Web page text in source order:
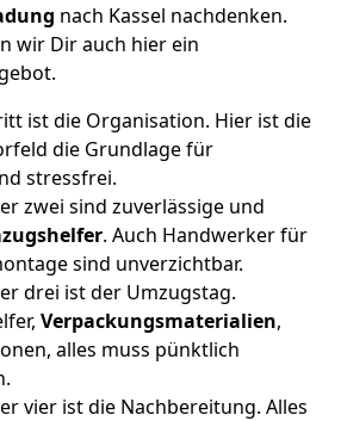
nach Kassel nachdenken.
wir Dir auch hier ein
ist die Organisation. Hier ist die
die Grundlage für
stressfrei.
zwei sind zuverlässige und
. Auch Handwerker für
sind unverzichtbar.
drei ist der Umzugstag.
Verpackungsmaterialien,
alles muss pünktlich
vier ist die Nachbereitung. Alles